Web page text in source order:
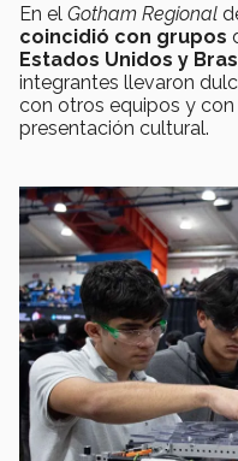
En el Gotham Regional
coincidió con grupos
Estados Unidos y
integrantes llevaron
con otros equipos y
presentación cultural.